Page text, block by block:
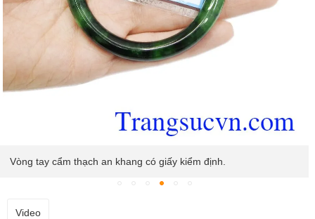
Vòng tay cẩm thạch an khang có giấy kiểm định.
Video